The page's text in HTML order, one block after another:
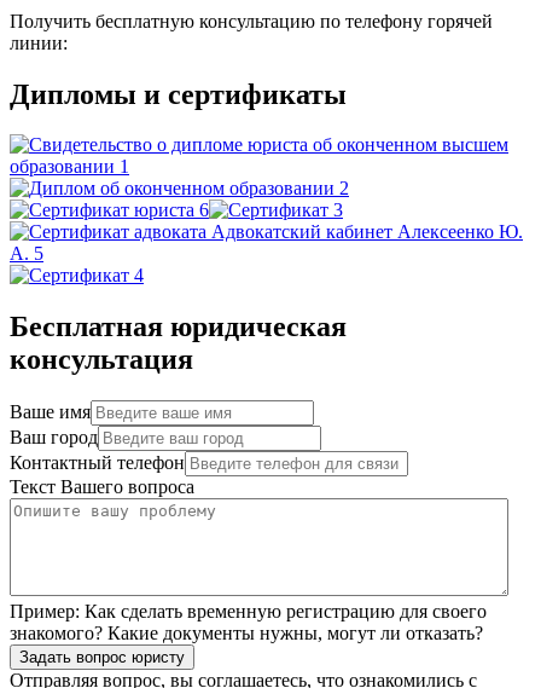
Получить бесплатную консультацию по телефону горячей
линии:
Дипломы и сертификаты
Бесплатная юридическая
консультация
Ваше имя
Ваш город
Контактный телефон
Текст Вашего вопроса
Пример: Как сделать временную регистрацию для своего
знакомого? Какие документы нужны, могут ли отказать?
Задать вопрос юристу
Отправляя вопрос, вы соглашаетесь, что ознакомились с